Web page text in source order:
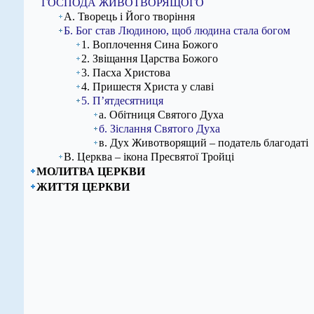
А. Творець і Його творіння
Б. Бог став Людиною, щоб людина стала богом
1. Воплочення Сина Божого
2. Звіщання Царства Божого
3. Пасха Христова
4. Пришестя Христа у славі
5. П’ятдесятниця
а. Обітниця Святого Духа
б. Зіслання Святого Духа
в. Дух Животворящий – податель благодаті
В. Церква – ікона Пресвятої Тройці
МОЛИТВА ЦЕРКВИ
ЖИТТЯ ЦЕРКВИ